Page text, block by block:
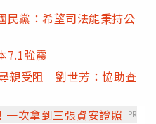
黨：希望司法能秉持公
7.1強震
親受阻 劉世芳：協助查
一次拿到三張資安證照
PR